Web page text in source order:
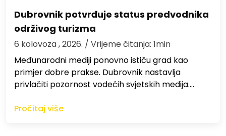
Dubrovnik potvrđuje status predvodnika
održivog turizma
6 kolovoza , 2026. / Vrijeme čitanja: 1min
Međunarodni mediji ponovno ističu grad kao
primjer dobre prakse. Dubrovnik nastavlja
privlačiti pozornost vodećih svjetskih medija.…
Pročitaj više